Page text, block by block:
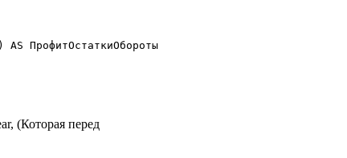
AS ПрофитОстаткиОбороты
(Которая перед